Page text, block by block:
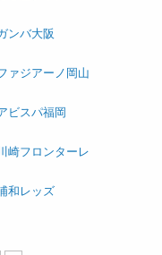
ンバ大阪
ァジアーノ岡山
ビスパ福岡
崎フロンターレ
和レッズ